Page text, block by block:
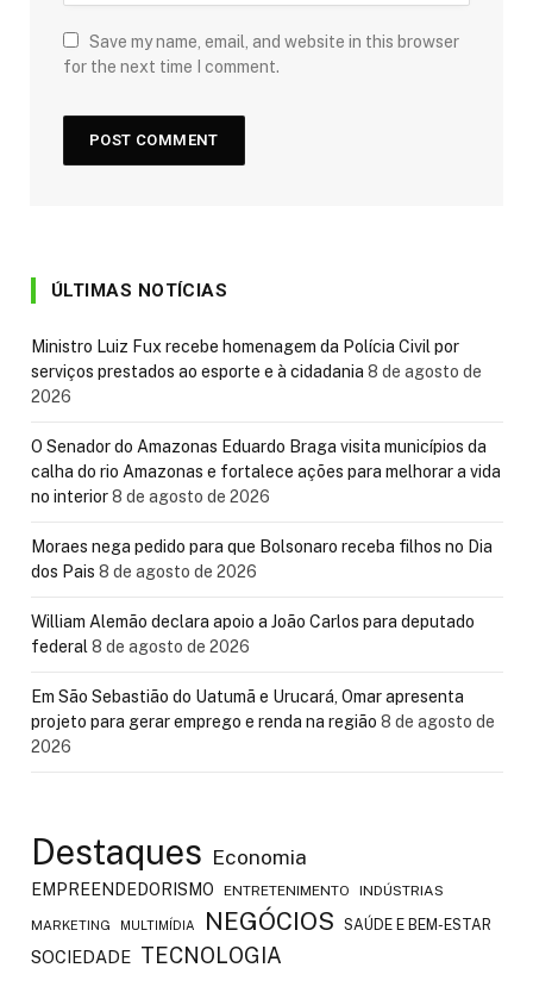
Save my name, email, and website in this browser
for the next time I comment.
ÚLTIMAS NOTÍCIAS
Ministro Luiz Fux recebe homenagem da Polícia Civil por
serviços prestados ao esporte e à cidadania 8 de agosto de
2026
O Senador do Amazonas Eduardo Braga visita municípios da
calha do rio Amazonas e fortalece ações para melhorar a vida
no interior8 de agosto de 2026
Moraes nega pedido para que Bolsonaro receba filhos no Dia
dos Pais 8 de agosto de 2026
William Alemão declara apoio a João Carlos para deputado
federal 8 de agosto de 2026
Em São Sebastião do Uatumã e Urucará, Omar apresenta
projeto para gerar emprego e renda na região 8 de agosto de
2026
Destaques Economia
EMPREENDEDORISMO ENTRETENIMENTO INDÚSTRIAS
MARKETING MULTIMÍDIA NEGÓCIOS SAÚDE E BEM-ESTAR
SOCIEDADE TECNOLOGIA